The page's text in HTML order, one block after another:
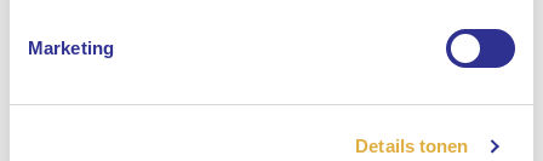
Marketing
Details tonen